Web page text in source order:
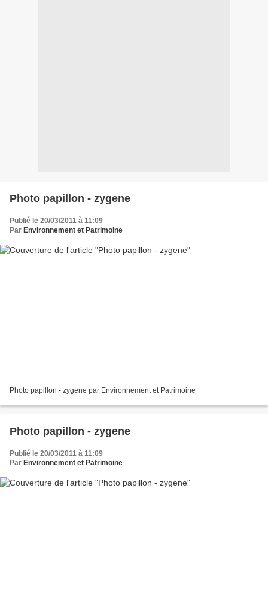
Photo papillon - zygene
Publié le 20/03/2011 à 11:09
Par Environnement et Patrimoine
Photo papillon - zygene par Environnement et Patrimoine
Photo papillon - zygene
Publié le 20/03/2011 à 11:09
Par Environnement et Patrimoine